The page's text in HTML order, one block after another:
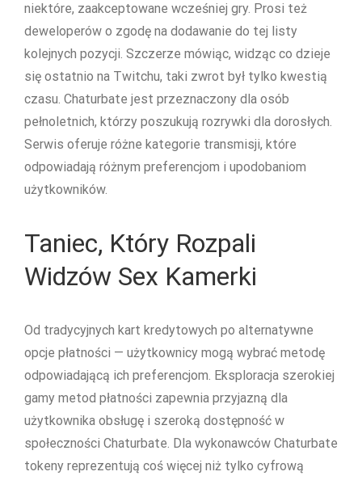
niektóre, zaakceptowane wcześniej gry. Prosi też
deweloperów o zgodę na dodawanie do tej listy
kolejnych pozycji. Szczerze mówiąc, widząc co dzieje
się ostatnio na Twitchu, taki zwrot był tylko kwestią
czasu. Chaturbate jest przeznaczony dla osób
pełnoletnich, którzy poszukują rozrywki dla dorosłych.
Serwis oferuje różne kategorie transmisji, które
odpowiadają różnym preferencjom i upodobaniom
użytkowników.
Taniec, Który Rozpali
Widzów Sex Kamerki
Od tradycyjnych kart kredytowych po alternatywne
opcje płatności — użytkownicy mogą wybrać metodę
odpowiadającą ich preferencjom. Eksploracja szerokiej
gamy metod płatności zapewnia przyjazną dla
użytkownika obsługę i szeroką dostępność w
społeczności Chaturbate. Dla wykonawców Chaturbate
tokeny reprezentują coś więcej niż tylko cyfrową